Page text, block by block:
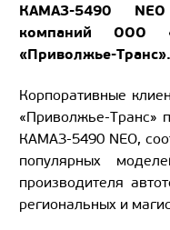
КАМАЗ-5490
компаний ООО
«Приволжье-Транс».
Корпоративные
«Приволжье-Транс»
КАМАЗ-5490 NEO,
популярных
производителя
региональных и